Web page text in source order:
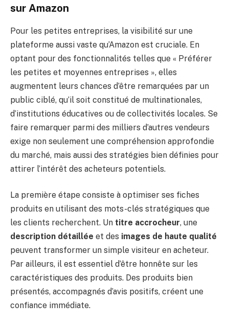
sur Amazon
Pour les petites entreprises, la visibilité sur une
plateforme aussi vaste qu’Amazon est cruciale. En
optant pour des fonctionnalités telles que « Préférer
les petites et moyennes entreprises », elles
augmentent leurs chances d’être remarquées par un
public ciblé, qu’il soit constitué de multinationales,
d’institutions éducatives ou de collectivités locales. Se
faire remarquer parmi des milliers d’autres vendeurs
exige non seulement une compréhension approfondie
du marché, mais aussi des stratégies bien définies pour
attirer l’intérêt des acheteurs potentiels.
La première étape consiste à optimiser ses fiches
produits en utilisant des mots-clés stratégiques que
les clients recherchent. Un titre accrocheur, une
description détaillée et des images de haute qualité
peuvent transformer un simple visiteur en acheteur.
Par ailleurs, il est essentiel d’être honnête sur les
caractéristiques des produits. Des produits bien
présentés, accompagnés d’avis positifs, créent une
confiance immédiate.